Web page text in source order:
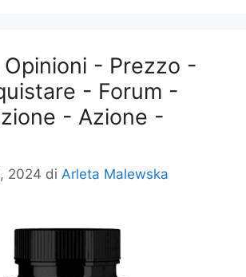
Opinioni - Prezzo -
- Forum -
- Azione -
2024 di Arleta Malewska